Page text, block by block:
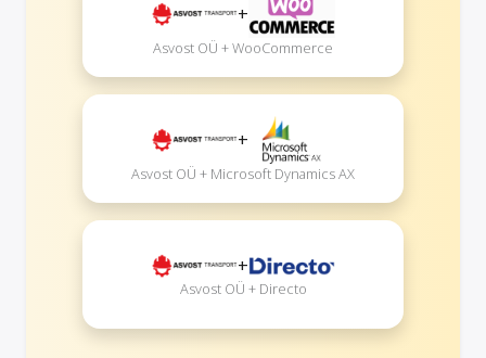
+
Asvost OÜ + WooCommerce
+
Asvost OÜ + Microsoft Dynamics AX
+
Asvost OÜ + Directo